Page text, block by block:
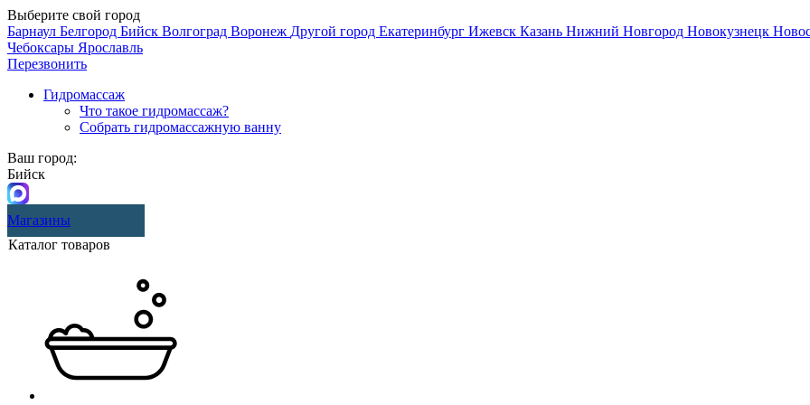
Выберите свой город
Барнаул Белгород Бийск Волгоград Воронеж Другой город Екатеринбург Ижевск Казань Нижний Новгород Новокузнецк
Чебоксары Ярославль
Перезвонить
Гидромассаж
Что такое гидромассаж?
Собрать гидромассажную ванну
Ваш город:
Бийск
Магазины
Каталог товаров